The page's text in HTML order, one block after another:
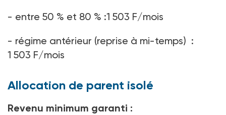
- entre 50 % et 80 % :1 503 F/mois
- régime antérieur (reprise à mi-temps) :
1 503 F/mois
Allocation de parent isolé
Revenu minimum garanti :